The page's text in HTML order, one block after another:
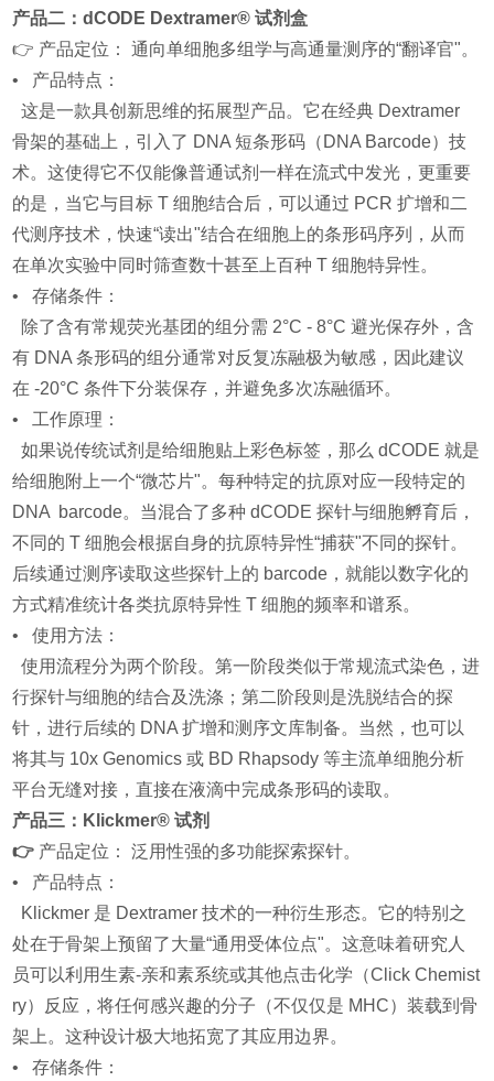
产品二：dCODE Dextramer® 试剂盒
👉 产品定位： 通向单细胞多组学与高通量测序的“翻译官"。
• 产品特点：
这是一款具创新思维的拓展型产品。它在经典 Dextramer
骨架的基础上，引入了 DNA 短条形码（DNA Barcode）技
术。这使得它不仅能像普通试剂一样在流式中发光，更重要
的是，当它与目标 T 细胞结合后，可以通过 PCR 扩增和二
代测序技术，快速“读出"结合在细胞上的条形码序列，从而
在单次实验中同时筛查数十甚至上百种 T 细胞特异性。
• 存储条件：
除了含有常规荧光基团的组分需 2°C - 8°C 避光保存外，含
有 DNA 条形码的组分通常对反复冻融极为敏感，因此建议
在 -20°C 条件下分装保存，并避免多次冻融循环。
• 工作原理：
如果说传统试剂是给细胞贴上彩色标签，那么 dCODE 就是
给细胞附上一个“微芯片"。每种特定的抗原对应一段特定的
DNA barcode。当混合了多种 dCODE 探针与细胞孵育后，
不同的 T 细胞会根据自身的抗原特异性“捕获"不同的探针。
后续通过测序读取这些探针上的 barcode，就能以数字化的
方式精准统计各类抗原特异性 T 细胞的频率和谱系。
• 使用方法：
使用流程分为两个阶段。第一阶段类似于常规流式染色，进
行探针与细胞的结合及洗涤；第二阶段则是洗脱结合的探
针，进行后续的 DNA 扩增和测序文库制备。当然，也可以
将其与 10x Genomics 或 BD Rhapsody 等主流单细胞分析
平台无缝对接，直接在液滴中完成条形码的读取。
产品三：Klickmer® 试剂
👉 产品定位： 泛用性强的多功能探索探针。
• 产品特点：
Klickmer 是 Dextramer 技术的一种衍生形态。它的特别之
处在于骨架上预留了大量“通用受体位点"。这意味着研究人
员可以利用生素-亲和素系统或其他点击化学（Click Chemist
ry）反应，将任何感兴趣的分子（不仅仅是 MHC）装载到骨
架上。这种设计极大地拓宽了其应用边界。
• 存储条件：